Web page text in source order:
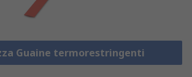
Guaine termorestringenti